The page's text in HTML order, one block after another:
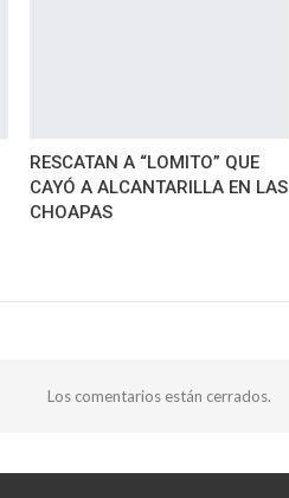
RESCATAN A “LOMITO” QUE
CAYÓ A ALCANTARILLA EN LAS
CHOAPAS
Los comentarios están cerrados.